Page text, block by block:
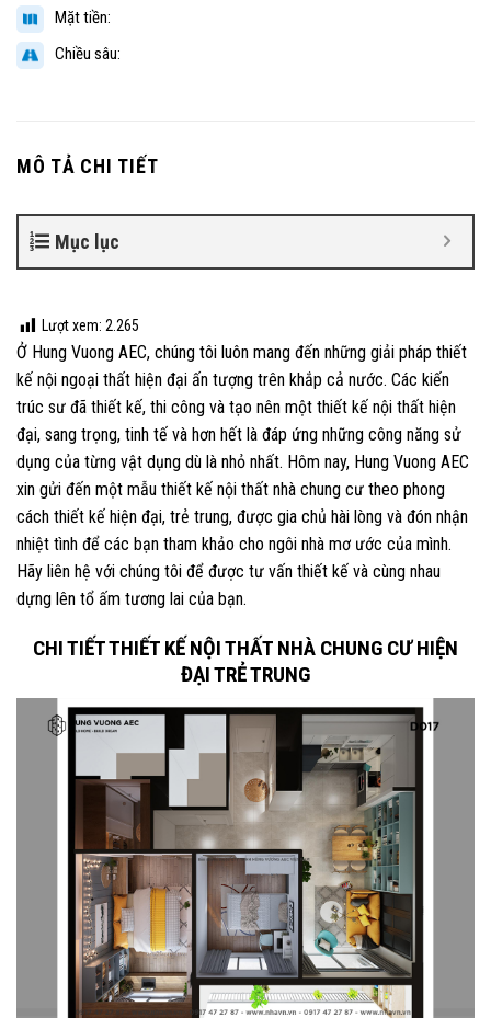
Mặt tiền:
Chiều sâu:
MÔ TẢ CHI TIẾT
Mục lục
Lượt xem: 2.265
Ở Hung Vuong AEC, chúng tôi luôn mang đến những giải pháp thiết
kế nội ngoại thất hiện đại ấn tượng trên khắp cả nước. Các kiến
trúc sư đã thiết kế, thi công và tạo nên một thiết kế nội thất hiện
đại, sang trọng, tinh tế và hơn hết là đáp ứng những công năng sử
dụng của từng vật dụng dù là nhỏ nhất. Hôm nay, Hung Vuong AEC
xin gửi đến một mẫu thiết kế nội thất nhà chung cư theo phong
cách thiết kế hiện đại, trẻ trung, được gia chủ hài lòng và đón nhận
nhiệt tình để các bạn tham khảo cho ngôi nhà mơ ước của mình.
Hãy liên hệ với chúng tôi để được tư vấn thiết kế và cùng nhau
dựng lên tổ ấm tương lai của bạn.
CHI TIẾT THIẾT KẾ NỘI THẤT NHÀ CHUNG CƯ HIỆN
ĐẠI TRẺ TRUNG